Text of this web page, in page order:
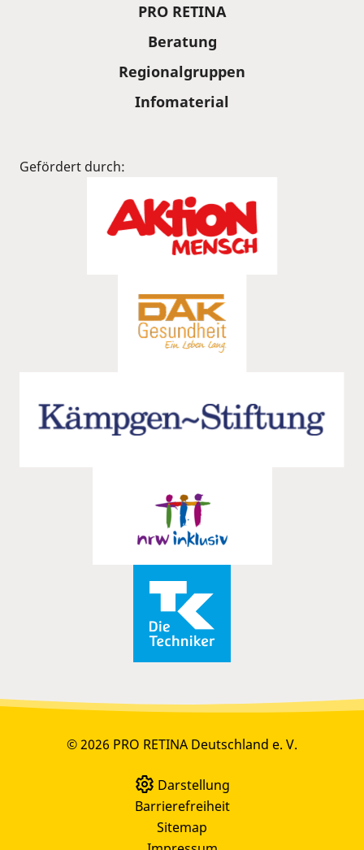
PRO RETINA
Beratung
Regionalgruppen
Infomaterial
Gefördert durch:
© 2026 PRO RETINA Deutschland e. V.
Darstellung
Barrierefreiheit
Sitemap